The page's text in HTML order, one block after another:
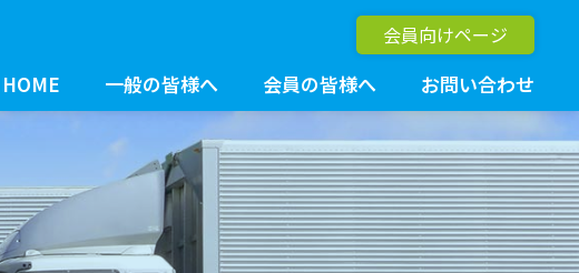
会員向けページ
HOME 一般の皆様へ 会員の皆様へ お問い合わせ